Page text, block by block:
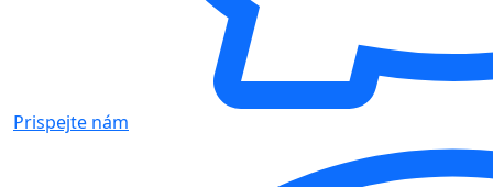
Prispejte nám